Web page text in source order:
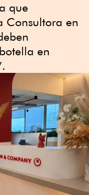
que
Consultora en
en